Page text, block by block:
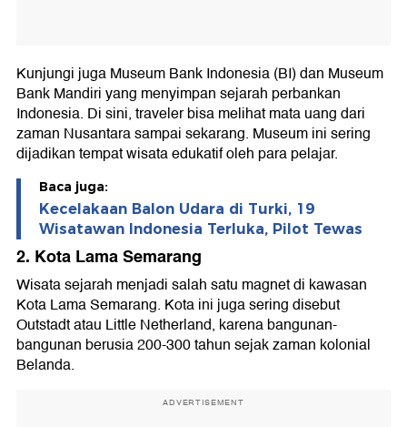
Kunjungi juga Museum Bank Indonesia (BI) dan Museum
Bank Mandiri yang menyimpan sejarah perbankan
Indonesia. Di sini, traveler bisa melihat mata uang dari
zaman Nusantara sampai sekarang. Museum ini sering
dijadikan tempat wisata edukatif oleh para pelajar.
Baca juga:
Kecelakaan Balon Udara di Turki, 19
Wisatawan Indonesia Terluka, Pilot Tewas
2. Kota Lama Semarang
Wisata sejarah menjadi salah satu magnet di kawasan
Kota Lama Semarang. Kota ini juga sering disebut
Outstadt atau Little Netherland, karena bangunan-
bangunan berusia 200-300 tahun sejak zaman kolonial
Belanda.
ADVERTISEMENT